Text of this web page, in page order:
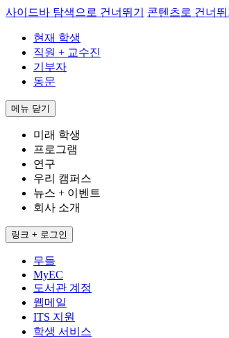
사이드바 탐색으로 건너뛰기 콘텐츠로 건너뛰
현재 학생
직원 + 교수진
기부자
동문
메뉴 닫기
미래 학생
프로그램
연구
우리 캠퍼스
뉴스 + 이벤트
회사 소개
링크 + 로그인
무들
MyEC
도서관 계정
웹메일
ITS 지원
학생 서비스